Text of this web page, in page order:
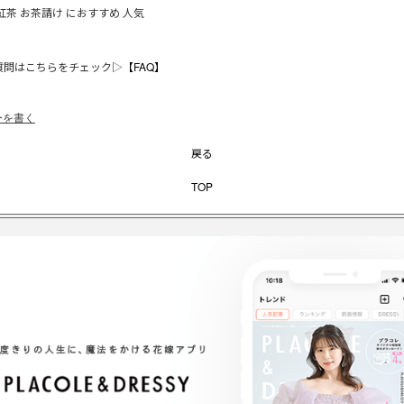
茶 お茶請け におすすめ 人気
問はこちらをチェック▷ 【FAQ】
書く
戻る
TOP